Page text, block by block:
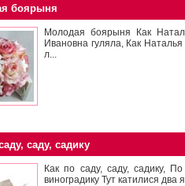
боярыня
Молодая боярыня Как
Ивановна гуляла, Как
л...
саду, садику
Как по саду, саду, садику,
виноградику Тут катилися